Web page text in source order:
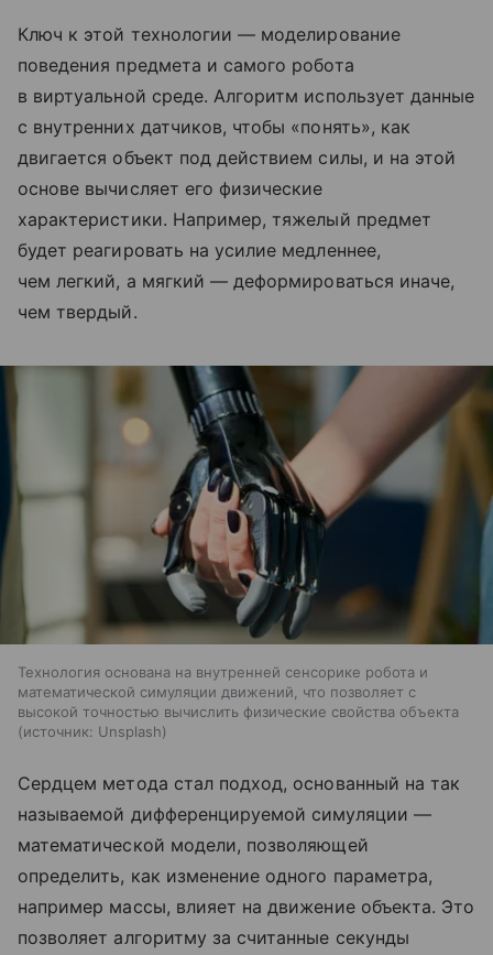
Ключ к этой технологии — моделирование
поведения предмета и самого робота
в виртуальной среде. Алгоритм использует данные
с внутренних датчиков, чтобы «понять», как
двигается объект под действием силы, и на этой
основе вычисляет его физические
характеристики. Например, тяжелый предмет
будет реагировать на усилие медленнее,
чем легкий, а мягкий — деформироваться иначе,
чем твердый.
Технология основана на внутренней сенсорике робота и
математической симуляции движений, что позволяет с
высокой точностью вычислить физические свойства объекта
источник: Unsplash
Сердцем метода стал подход, основанный на так
называемой дифференцируемой симуляции —
математической модели, позволяющей
определить, как изменение одного параметра,
например массы, влияет на движение объекта. Это
позволяет алгоритму за считанные секунды